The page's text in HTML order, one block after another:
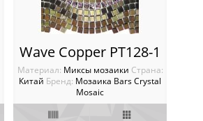
Wave Copper PT128-1
Материал: Миксы мозаики Cтрана:
Китай Бренд: Мозаика Bars Crystal
Mosaic